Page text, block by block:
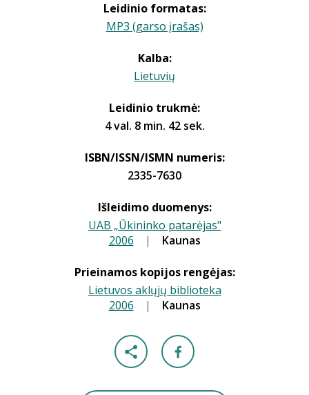
Leidinio formatas:
MP3 (garso įrašas)
Kalba:
Lietuvių
Leidinio trukmė:
4 val. 8 min. 42 sek.
ISBN/ISSN/ISMN numeris:
2335-7630
Išleidimo duomenys:
UAB „Ūkininko patarėjas"
2006 | Kaunas
Prieinamos kopijos rengėjas:
Lietuvos aklųjų biblioteka
2006 | Kaunas